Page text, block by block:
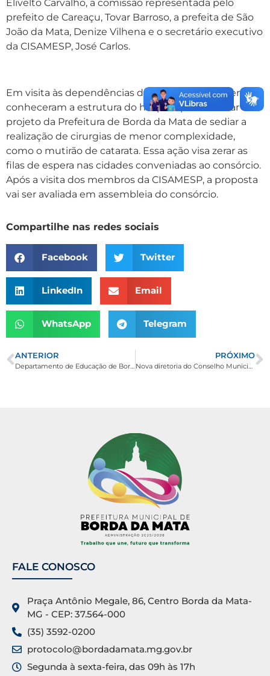
Elivelto Carvalho, a comissão representada pelo
prefeito de Careaçu, Tovar Barroso, a prefeita de São
João da Mata, Denize Vilhena e o secretário executivo
da CISAMESP, José Carlos.
Em visita às dependências do Pronto Atendimento,
conheceram a estrutura do hospital para analisar o
projeto da Prefeitura de Borda da Mata de sediar a
realização de cirurgias de menor complexidade,
como o mutirão de catarata. Essa ação visa zerar as
filas de espera nas cidades conveniadas ao consórcio.
Após a visita dos membros da CISAMESP, a proposta
vai ser avaliada em assembleia do consórcio.
Compartilhe nas redes sociais
Facebook Twitter
LinkedIn Email
WhatsApp Telegram
ANTERIOR
Departamento de Educação de Borda da Mata realiza primeiro módulo do ano com professores
PRÓXIMO
Nova diretoria do Conselho Municipal de Saúde realiza reunião com conselheiros
FALE CONOSCO
Praça Antônio Megale, 86, Centro Borda da Mata-
MG - CEP: 37.564-000
(35) 3592-0200
protocolo@bordadamata.mg.gov.br
Segunda à sexta-feira, das 09h às 17h